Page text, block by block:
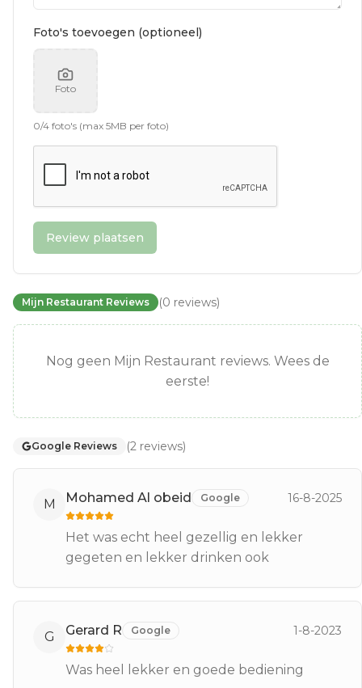
Foto's toevoegen (optioneel)
Foto
0/4 foto's (max 5MB per foto)
Review plaatsen
Mijn Restaurant Reviews (0 reviews)
Nog geen Mijn Restaurant reviews. Wees de
eerste!
Google Reviews (2 reviews)
M Mohamed Al obeid Google 16-8-2025
Het was echt heel gezellig en lekker
gegeten en lekker drinken ook
G Gerard R Google 1-8-2023
Was heel lekker en goede bediening